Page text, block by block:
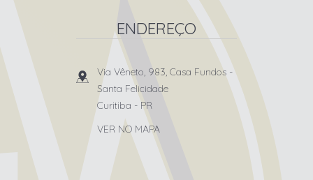
ENDEREÇO
Via Vêneto, 983, Casa Fundos -
Santa Felicidade
Curitiba - PR
VER NO MAPA